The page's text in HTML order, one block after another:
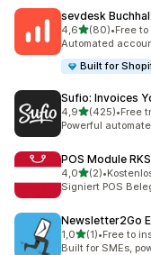
sevdesk
4,6/ 5 tähteä
(80)
80 arvostelua
•Free
Automated
Built for
Sufio: Invoices
4,9/ 5 tähteä
(425)
425 arvostelua
•Free
Powerful
POS Module
4,0/ 5 tähteä
(2)
2 arvostelua
•
Signiert POS
Newsletter2Go
1,0/ 5 tähteä
(1)
1 arvostelua
•Free to
Built for SMEs,